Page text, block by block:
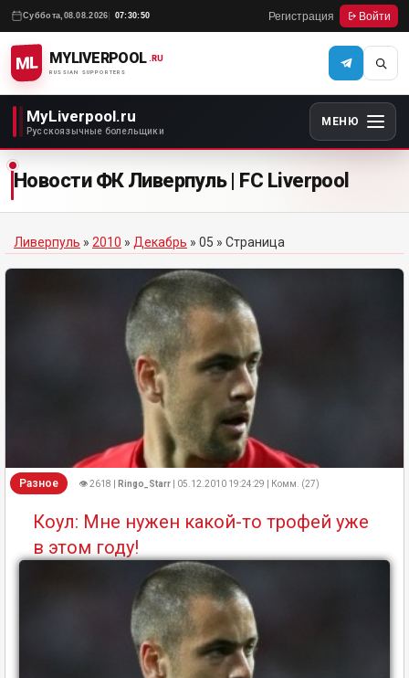
Суббота, 08.08.2026 07:30:50 Регистрация Войти
ML MYLIVERPOOL
RUSSIAN SUPPORTERS
.RU
MyLiverpool.ru
Русскоязычные болельщики
МЕНЮ
Новости ФК Ливерпуль | FC Liverpool
Ливерпуль » 2010 » Декабрь » 05 » Страница
Разное 👁 2618 | Ringo_Starr | 05.12.2010 19:24:29 | Комм. (27)
Коул: Мне нужен какой-то трофей уже
в этом году!